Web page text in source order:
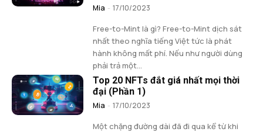
Mia - 17/10/2023
Free-to-Mint là gì? Free-to-Mint dịch sát
nhất theo nghĩa tiếng Việt tức là phát
hành không mất phí. Nếu như người dùng
phải trả một...
Top 20 NFTs đắt giá nhất mọi thời
đại (Phần 1)
Mia - 17/10/2023
Một chặng đường dài đã đi qua kể từ khi